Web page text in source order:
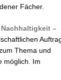
Fächer.
–
Thema und
möglich. Im